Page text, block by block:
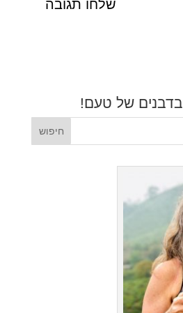
של טעם!